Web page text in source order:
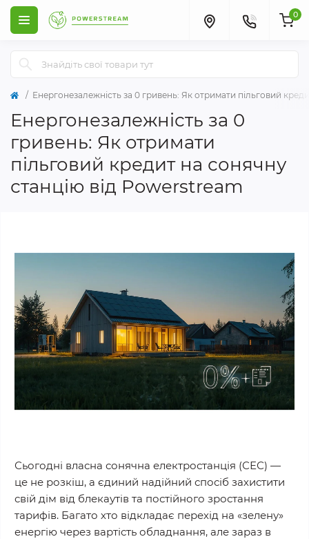
0
Енергонезалежність за 0 гривень: Як отримати пільговий
Енергонезалежність за 0
гривень: Як отримати
пільговий кредит на сонячну
станцію від Powerstream
Сьогодні власна сонячна електростанція (СЕС) —
це не розкіш, а єдиний надійний спосіб захистити
свій дім від блекаутів та постійного зростання
тарифів. Багато хто відкладає перехід на «зелену»
енергію через вартість обладнання, але зараз в